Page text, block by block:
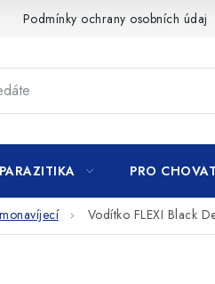
Podmínky ochrany osobních údajů
PRO
Vodítko FLEXI Black